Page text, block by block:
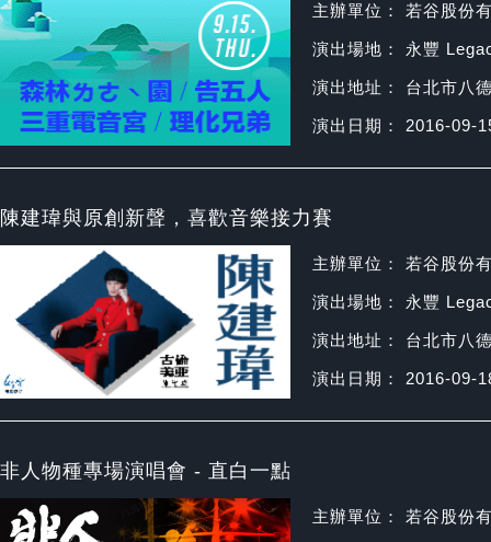
主辦單位： 若谷股份
演出場地： 永豐
演出地址： 台北市八
演出日期： 2016-09-
陳建瑋與原創新聲，喜歡音樂接力賽
主辦單位： 若谷股份
演出場地： 永豐
演出地址： 台北市八
演出日期： 2016-09-
非人物種專場演唱會 - 直白一點
主辦單位： 若谷股份